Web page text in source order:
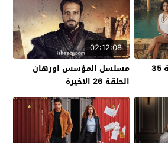
مسلسل الخليفة الحلقة 35
02:12:08
مسلسل المؤسس اورهان
الحلقة 26 الاخيرة